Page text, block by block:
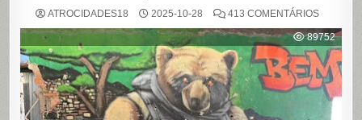
ATROCIDADES18 2025-10-28 413 COMENTÁRIOSEM
POLICIAL
DEIXA
121
MORTOS
NOS
DO
ALEMÃO
89752